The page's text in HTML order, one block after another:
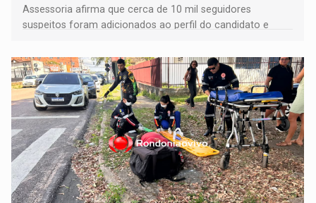
Assessoria afirma que cerca de 10 mil seguidores
suspeitos foram adicionados ao perfil do candidato e
remover as contas